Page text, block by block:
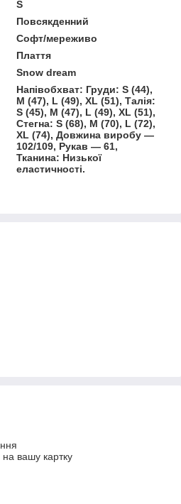
S
Повсякденний
Софт/мереживо
Плаття
Snow dream
Напівобхват: Груди: S (44),
M (47), L (49), XL (51), Талія:
S (45), M (47), L (49), XL (51),
Стегна: S (68), M (70), L (72),
XL (74), Довжина виробу —
102/109, Рукав — 61,
Тканина: Низької
еластичності.
вашу картку